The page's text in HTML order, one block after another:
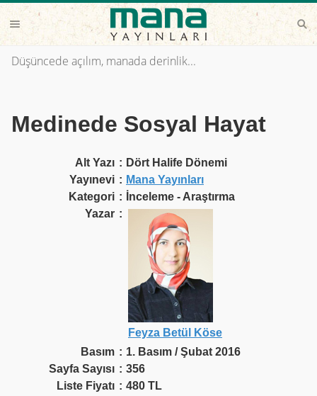
Düşüncede açılım, manada derinlik...
Medinede Sosyal Hayat
Alt Yazı : Dört Halife Dönemi
Yayınevi : Mana Yayınları
Kategori :
İnceleme - Araştırma
Yazar :
Feyza Betül Köse
Basım : 1. Basım / Şubat 2016
Sayfa Sayısı : 356
Liste Fiyatı : 480 TL